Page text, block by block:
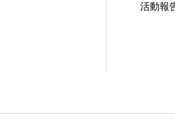
活動報